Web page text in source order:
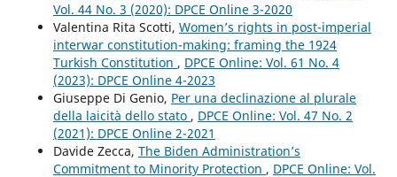
Vol. 44 No. 3 (2020): DPCE Online 3-2020
Valentina Rita Scotti, Women’s rights in post-imperial
interwar constitution-making: framing the 1924
Turkish Constitution , DPCE Online: Vol. 61 No. 4
(2023): DPCE Online 4-2023
Giuseppe Di Genio, Per una declinazione al plurale
della laicità dello stato , DPCE Online: Vol. 47 No. 2
(2021): DPCE Online 2-2021
Davide Zecca, The Biden Administration’s
Commitment to Minority Protection , DPCE Online: Vol.